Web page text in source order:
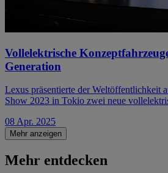
Vollelektrische
Generation
Lexus präsentierte der Weltöffentlichkeit
Show 2023 in Tokio zwei neue
08 Apr. 2025
Mehr anzeigen
Mehr entdecken